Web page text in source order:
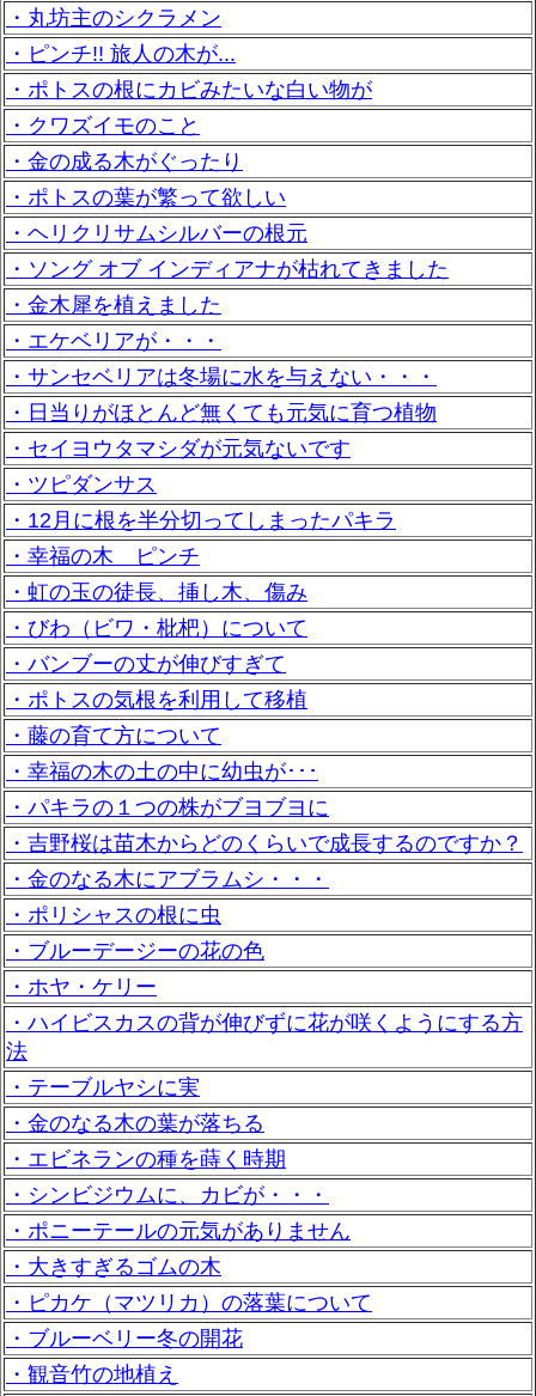
・丸坊主のシクラメン
・ピンチ!! 旅人の木が...
・ポトスの根にカビみたいな白い物が
・クワズイモのこと
・金の成る木がぐったり
・ポトスの葉が繁って欲しい
・ヘリクリサムシルバーの根元
・ソング オブ インディアナが枯れてきました
・金木犀を植えました
・エケベリアが・・・
・サンセベリアは冬場に水を与えない・・・
・日当りがほとんど無くても元気に育つ植物
・セイヨウタマシダが元気ないです
・ツピダンサス
・12月に根を半分切ってしまったパキラ
・幸福の木 ピンチ
・虹の玉の徒長、挿し木、傷み
・びわ（ビワ・枇杷）について
・バンブーの丈が伸びすぎて
・ポトスの気根を利用して移植
・藤の育て方について
・幸福の木の土の中に幼虫が･･･
・パキラの１つの株がブヨブヨに
・吉野桜は苗木からどのくらいで成長するのですか？
・金のなる木にアブラムシ・・・
・ポリシャスの根に虫
・ブルーデージーの花の色
・ホヤ・ケリー
・ハイビスカスの背が伸びずに花が咲くようにする方
法
・テーブルヤシに実
・金のなる木の葉が落ちる
・エビネランの種を蒔く時期
・シンビジウムに、カビが・・・
・ポニーテールの元気がありません
・大きすぎるゴムの木
・ピカケ（マツリカ）の落葉について
・ブルーベリー冬の開花
・観音竹の地植え